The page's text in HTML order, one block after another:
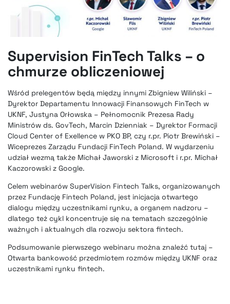
Supervision FinTech Talks – o
chmurze obliczeniowej
Wśród prelegentów będą między innymi Zbigniew Wiliński –
Dyrektor Departamentu Innowacji Finansowych FinTech w
UKNF, Justyna Orłowska – Pełnomocnik Prezesa Rady
Ministrów ds. GovTech, Marcin Dzienniak – Dyrektor Formacji
Cloud Center of Exellence w PKO BP, czy r.pr. Piotr Brewiński –
Wiceprezes Zarządu Fundacji FinTech Poland. W wydarzeniu
udział wezmą także Michał Jaworski z Microsoft i r.pr. Michał
Kaczorowski z Google.
Celem webinarów SuperVision Fintech Talks, organizowanych
przez Fundację Fintech Poland, jest inicjacja otwartego
dialogu między uczestnikami rynku, a organem nadzoru –
dlatego też cykl koncentruje się na tematach szczególnie
ważnych i aktualnych dla rozwoju sektora fintech.
Podsumowanie pierwszego webinaru można znaleźć tutaj –
Otwarta bankowość przedmiotem rozmów między UKNF oraz
uczestnikami rynku fintech.